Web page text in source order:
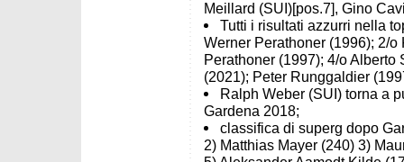
Meillard (SUI)[pos.7], Gino
Tutti i risultati azzurri nella
Werner Perathoner (1996); 2/
Perathoner (1997); 4/o
(2021); Peter Runggaldier
Ralph Weber (SUI) torna a
Gardena 2018;
classifica di superg dopo
2) Matthias Mayer (240) 3)